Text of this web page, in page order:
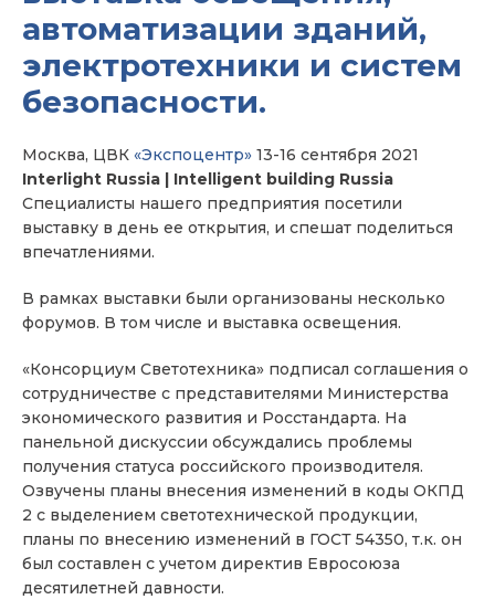
автоматизации зданий,
электротехники и систем
безопасности.
Москва, ЦВК «Экспоцентр» 13-16 сентября 2021
Interlight Russia | Intelligent building Russia
Специалисты нашего предприятия посетили
выставку в день ее открытия, и спешат поделиться
впечатлениями.
В рамках выставки были организованы несколько
форумов. В том числе и выставка освещения.
«Консорциум Светотехника» подписал соглашения о
сотрудничестве с представителями Министерства
экономического развития и Росстандарта. На
панельной дискуссии обсуждались проблемы
получения статуса российского производителя.
Озвучены планы внесения изменений в коды ОКПД
2 с выделением светотехнической продукции,
планы по внесению изменений в ГОСТ 54350, т.к. он
был составлен с учетом директив Евросоюза
десятилетней давности.